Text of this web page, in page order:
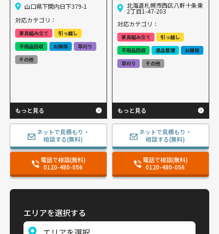
山口県下関内日下379-1
対応カテゴリ：
家具組み立て
引っ越し
不用品回収
お掃除
草刈り
その他
もっと見る
ネットで見積もり・
相談する(無料)
電話で相談(無料)
0120-480-056
北海道札幌市西区八軒十条東
2丁目1-47-203
対応カテゴリ：
家具組み立て
引っ越し
不用品回収
遺品整理
お掃除
草刈り
その他
もっと見る
ネットで見積もり・
相談する(無料)
電話で相談(無料)
0120-480-056
エリアを選択する